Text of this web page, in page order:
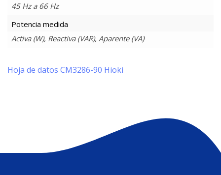
45 Hz a 66 Hz
Potencia medida
Activa (W), Reactiva (VAR), Aparente (VA)
Hoja de datos CM3286-90 Hioki